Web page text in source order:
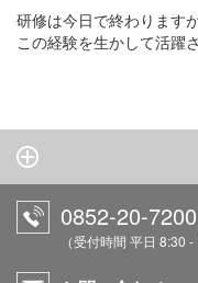
研修は今日で終わります
この経験を生かして活躍
0852-20-7200
（受付時間 平日 8:30 -